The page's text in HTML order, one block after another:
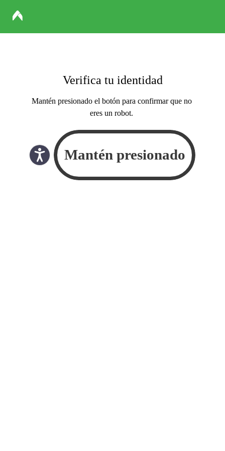
Verifica tu identidad
Mantén presionado el botón para confirmar que no
eres un robot.